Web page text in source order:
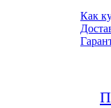
Как